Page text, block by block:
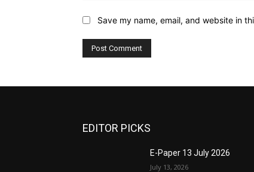
Save my name, email, and website in
EDITOR PICKS
E-Paper 13 July 2026
July 13, 2026